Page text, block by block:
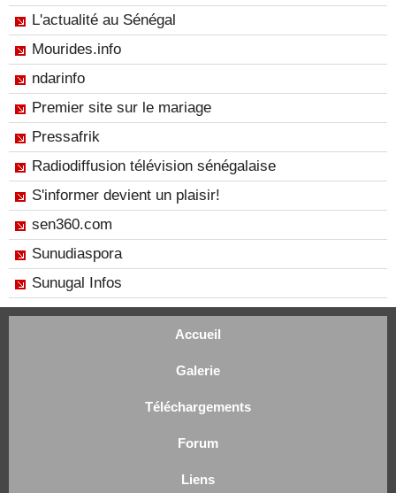
L'actualité au Sénégal
Mourides.info
ndarinfo
Premier site sur le mariage
Pressafrik
Radiodiffusion télévision sénégalaise
S'informer devient un plaisir!
sen360.com
Sunudiaspora
Sunugal Infos
Accueil
Galerie
Téléchargements
Forum
Liens